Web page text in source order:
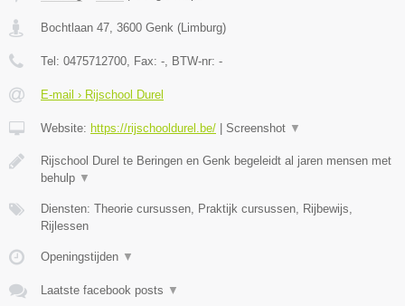
Bochtlaan 47, 3600 Genk (Limburg)
Tel: 0475712700, Fax: -, BTW-nr: -
E-mail › Rijschool Durel
Website: https://rijschooldurel.be/ Screenshot ▼
Rijschool Durel te Beringen en Genk begeleidt al jaren mensen met
behulp ▼
Diensten: Theorie cursussen, Praktijk cursussen, Rijbewijs,
Rijlessen
Openingstijden ▼
Laatste facebook posts ▼